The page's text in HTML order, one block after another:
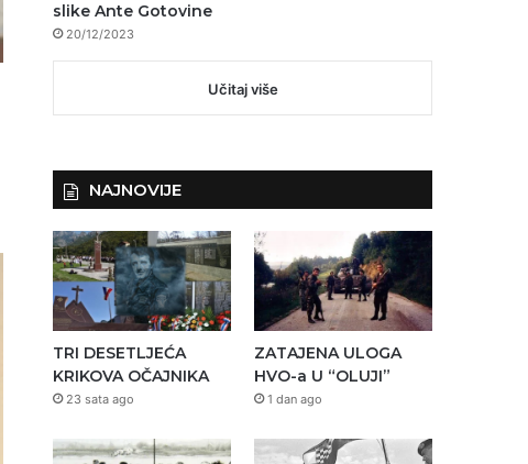
slike Ante Gotovine
20/12/2023
Učitaj više
NAJNOVIJE
TRI DESETLJEĆA
KRIKOVA OČAJNIKA
23 sata ago
ZATAJENA ULOGA
HVO-a U “OLUJI”
1 dan ago